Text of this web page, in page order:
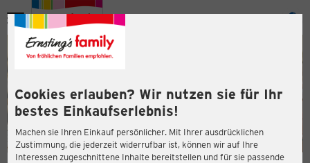
Cookies erlauben? Wir nutzen sie für Ihr
bestes Einkaufserlebnis!
Machen sie Ihren Einkauf persönlicher. Mit Ihrer ausdrücklichen
Zustimmung, die jederzeit widerrufbar ist, können wir auf Ihre
Interessen zugeschnittene Inhalte bereitstellen und für sie passende
Menü